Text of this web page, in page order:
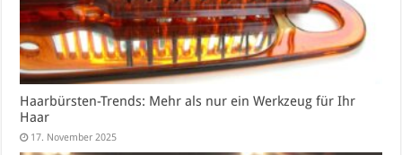
Haarbürsten-Trends: Mehr als nur ein Werkzeug für Ihr
Haar
17. November 2025